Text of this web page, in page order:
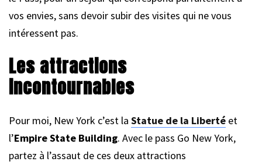
vos envies, sans devoir subir des visites qui ne vous
intéressent pas.
Les attractions
incontournables
Pour moi, New York c’est la Statue de la Liberté et
l’Empire State Building. Avec le pass Go New York,
partez à l’assaut de ces deux attractions